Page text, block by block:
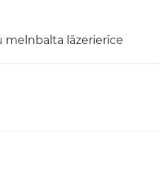
melnbalta lāzerierīce